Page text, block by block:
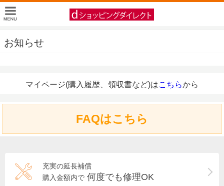
お知らせ
マイページ(購入履歴、領収書など)はこちらから
FAQはこちら
充実の延長補償
購入金額内で 何度でも修理OK